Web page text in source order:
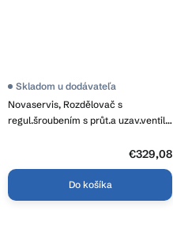
Novaservis, Rozdělovač s
regul.šroubením s průt.a uzav.ventily
Skladom u dodávateľa
€329,08
Do košíka